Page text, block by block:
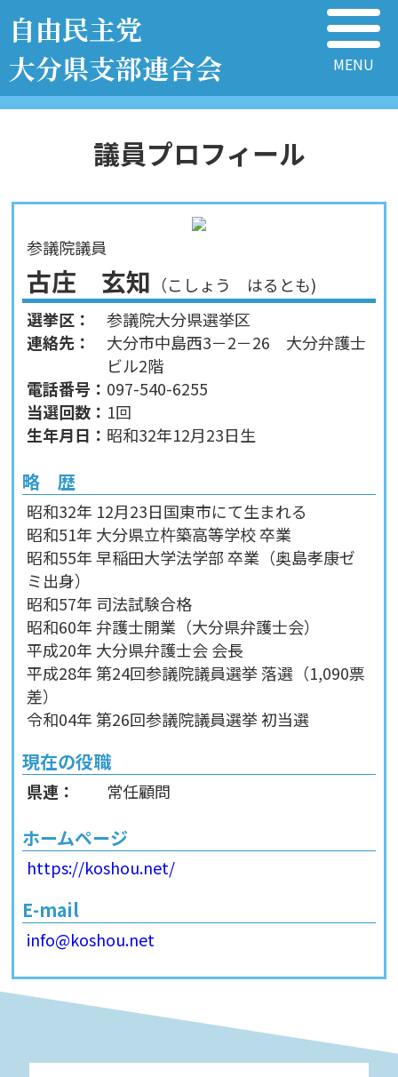
自由民主党
大分県支部連合会
議員プロフィール
参議院議員
古庄 玄知 （こしょう はるとも)
選挙区：
参議院大分県選挙区
連絡先：
大分市中島西3－2－26 大分弁護士
ビル2階
電話番号： 097-540-6255
当選回数： 1回
生年月日： 昭和32年12月23日生
略 歴
昭和32年 12月23日国東市にて生まれる
昭和51年 大分県立杵築高等学校 卒業
昭和55年 早稲田大学法学部 卒業（奥島孝康ゼ
ミ出身）
昭和57年 司法試験合格
昭和60年 弁護士開業（大分県弁護士会）
平成20年 大分県弁護士会 会長
平成28年 第24回参議院議員選挙 落選（1,090票
差）
令和04年 第26回参議院議員選挙 初当選
現在の役職
県連： 常任顧問
ホームページ
https://koshou.net/
E-mail
info@koshou.net